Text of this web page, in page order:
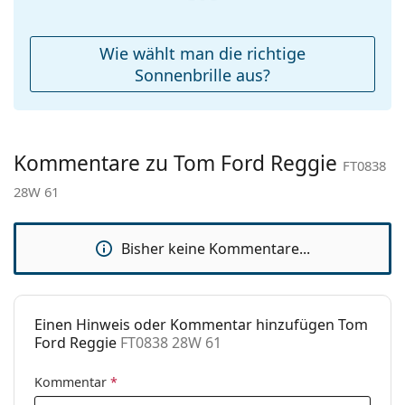
Entdecken Sie das gesamte Sortiment der
Sonnenbrillen, um weitere Modelle beliebter Marken
Reinigungstuch:
Ja
Marke:
Tom Ford
Verwendung:
Code:
FT0838 28W 61
Wie wählt man die richtige
Sonnenbrille aus?
Kommentare zu Tom Ford Reggie FT0838
28W 61
Bisher keine Kommentare...
Einen Hinweis oder Kommentar hinzufügen Tom
Ford Reggie FT0838 28W 61
Kommentar *